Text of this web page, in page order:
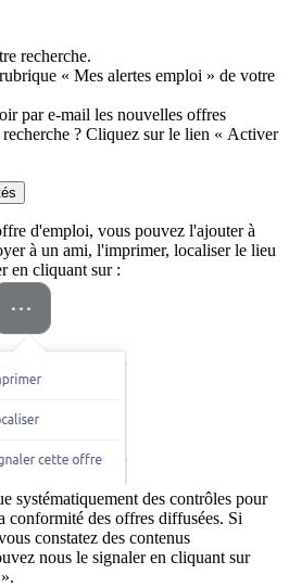
recherche.
« Mes alertes emploi » de votre
par e-mail les nouvelles offres
? Cliquez sur le lien « Activer
d'emploi, vous pouvez l'ajouter à
à un ami, l'imprimer, localiser le lieu
en cliquant sur :
systématiquement des contrôles pour
conformité des offres diffusées. Si
constatez des contenus
nous le signaler en cliquant sur